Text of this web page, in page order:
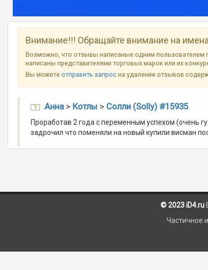
Внимание!!! Обращайте внимание на
Возможно, что отзывы написаные одним пользователем
написаны представителями торговых марок или их
Вы можетеотправить запрос на удаление отзывов
Анна> Котлы > Солли (Solly) #15935
Проработав 2 года с переменным успехом (очень
задрочил что поменяли на новый купили висман
© 2023 iD4.ru
Частичное